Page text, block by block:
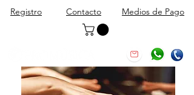
Registro Contacto Medios de Pago